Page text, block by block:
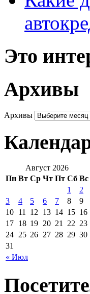
Это
Архивы
Архивы
Август 2026
Пн Вт Ср Чт Пт Сб Вс
« Июл
1
2
3
4 5 6 7 8
9
10 11 12 13 14 15 16
17 18 19 20 21 22 23
24 25 26 27 28 29 30
31